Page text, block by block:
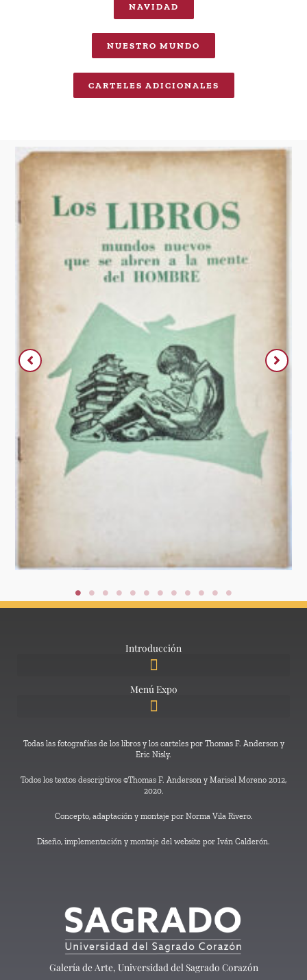
NAVIDAD
NUESTRO MUNDO
CARTELES ADICIONALES
Introducción
Menú Expo
Todas las fotografías de los libros y los carteles por Thomas F. Anderson y
Eric Nisly.
Todos los textos descriptivos ©Thomas F. Anderson y Marisel Moreno 2012,
2020.
Concepto, adaptación y montaje por Norma Vila Rivero.
Diseño, implementación y montaje del website por Iván Calderón.
Galería de Arte, Universidad del Sagrado Corazón